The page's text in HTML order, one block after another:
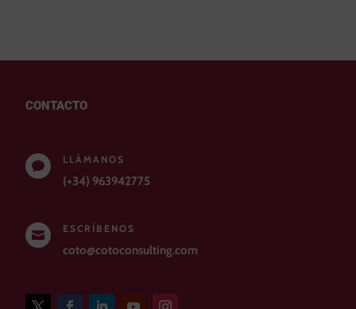
CONTACTO

LLÁMANOS
(+34) 963942775

ESCRÍBENOS
coto@cotoconsulting.com